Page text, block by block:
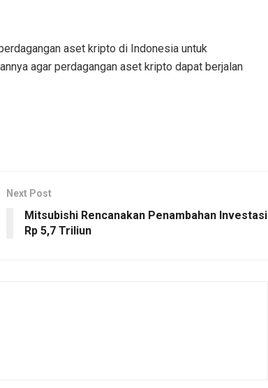
aset kripto di Indonesia untuk
agar perdagangan aset kripto dapat berjalan
Next Post
Mitsubishi Rencanakan Penambahan Investasi
Rp 5,7 Triliun